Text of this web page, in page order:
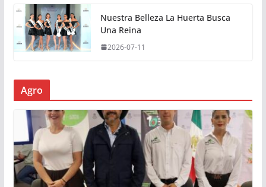
Nuestra Belleza La Huerta Busca
Una Reina
2026-07-11
Agro